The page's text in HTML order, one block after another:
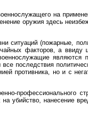
на
оружия здесь
ситуаций (пожарные,
факторов, а ввиду
являются
последствия
противника, но и с
профессионального
убийство, нанесение